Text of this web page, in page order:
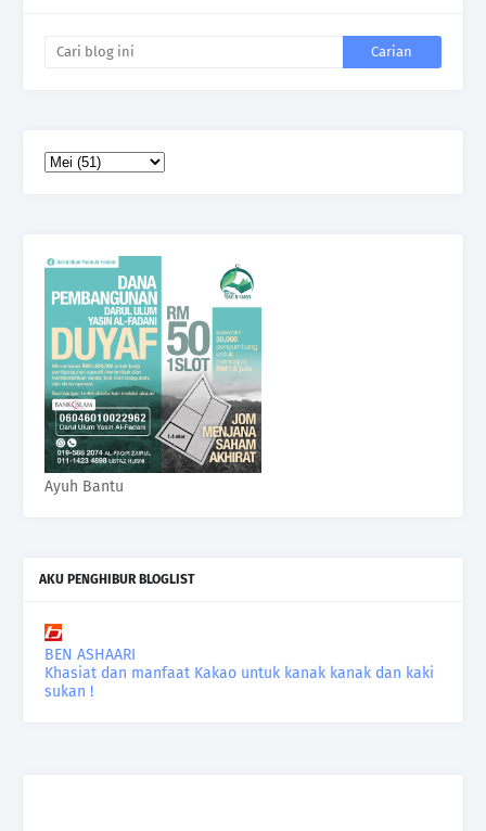
Ayuh Bantu
AKU PENGHIBUR BLOGLIST
BEN ASHAARI
Khasiat dan manfaat Kakao untuk kanak kanak dan kaki
sukan !